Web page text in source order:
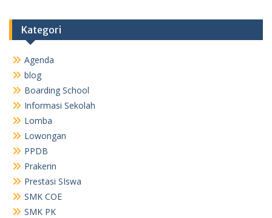
Kategori
Agenda
blog
Boarding School
Informasi Sekolah
Lomba
Lowongan
PPDB
Prakerin
Prestasi SIswa
SMK COE
SMK PK